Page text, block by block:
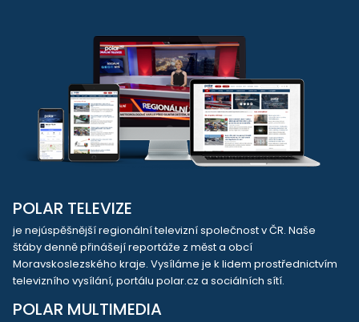
POLAR TELEVIZE
je nejúspěšnější regionální televizní společnost v ČR. Naše
štáby denně přinášejí reportáže z měst a obcí
Moravskoslezského kraje. Vysíláme je k lidem prostřednictvím
televizního vysílání, portálu polar.cz a sociálních sítí.
POLAR MULTIMEDIA